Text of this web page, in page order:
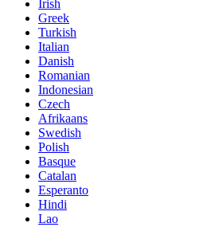
Irish
Greek
Turkish
Italian
Danish
Romanian
Indonesian
Czech
Afrikaans
Swedish
Polish
Basque
Catalan
Esperanto
Hindi
Lao